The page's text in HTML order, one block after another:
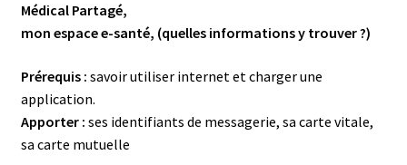
Médical Partagé,
mon espace e­-santé, (quelles informations y trouver ?)
Pré­requis : savoir utiliser internet et charger une
application.
Apporter : ses identifiants de messagerie, sa carte vitale,
sa carte mutuelle